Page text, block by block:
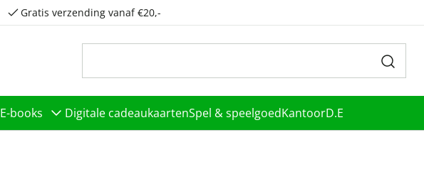
Gratis verzending vanaf €20,-
E-books Digitale cadeaukaartenSpel & speelgoedKantoorD.E